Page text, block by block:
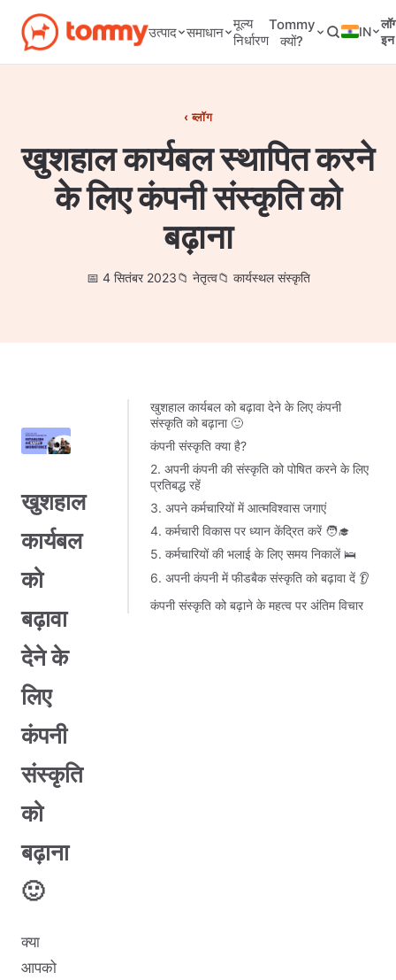
उत्पाद समाधान
मूल्य
निर्धारण
Tommy
क्यों?
IN
इन
ब्लॉग
खुशहाल कार्यबल स्थापित करने
के लिए कंपनी संस्कृति को
बढ़ाना
4 सितंबर 2023 नेतृत्व कार्यस्थल संस्कृति
खुशहाल
कार्यबल
को
बढ़ावा
देने के
लिए
कंपनी
संस्कृति
को
बढ़ाना
🙂
क्या
आपको
खुशहाल कार्यबल को बढ़ावा देने के लिए कंपनी
संस्कृति को बढ़ाना 🙂
कंपनी संस्कृति क्या है?
2. अपनी कंपनी की संस्कृति को पोषित करने के लिए
प्रतिबद्ध रहें
3. अपने कर्मचारियों में आत्मविश्वास जगाएं
4. कर्मचारी विकास पर ध्यान केंद्रित करें 🧑‍🎓
5. कर्मचारियों की भलाई के लिए समय निकालें 🛌
6. अपनी कंपनी में फीडबैक संस्कृति को बढ़ावा दें 👂
कंपनी संस्कृति को बढ़ाने के महत्व पर अंतिम विचार